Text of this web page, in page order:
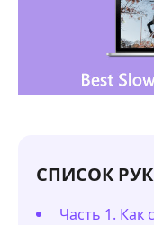
СПИСОК
Часть 1. Как